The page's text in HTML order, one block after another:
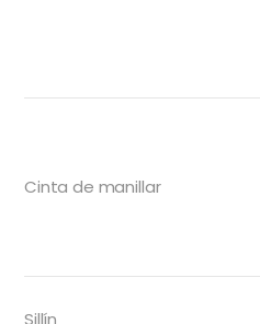
Cinta de manillar
Sillín